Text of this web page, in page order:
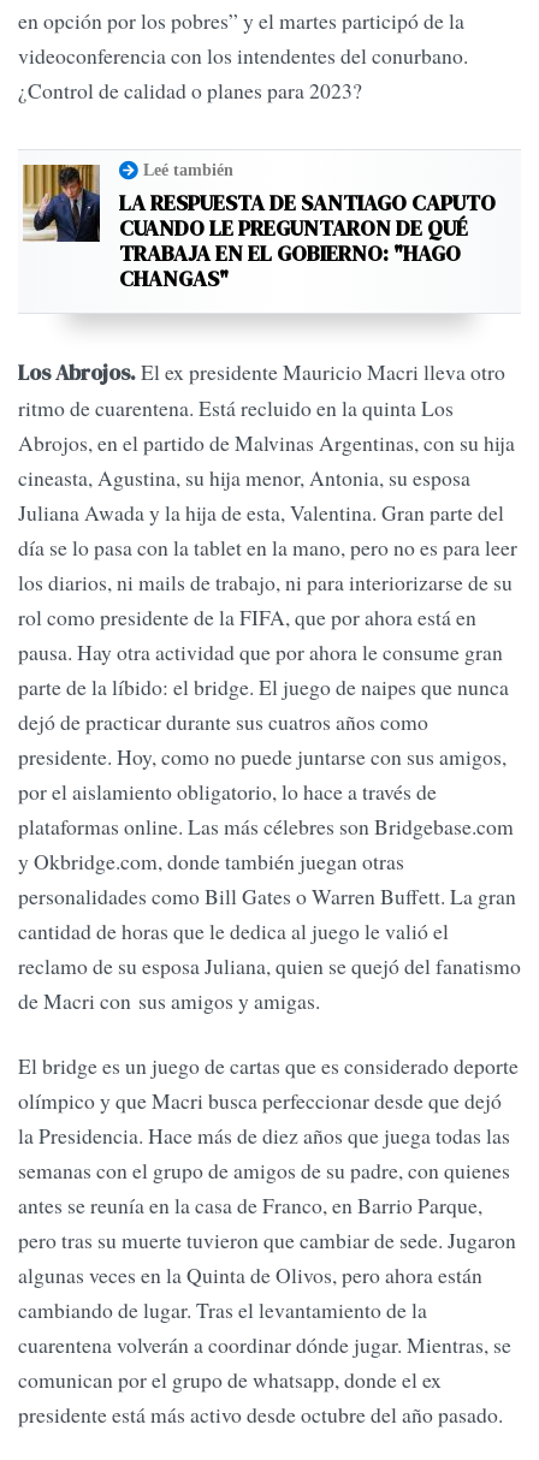
en opción por los pobres” y el martes participó de la
videoconferencia con los intendentes del conurbano.
¿Control de calidad o planes para 2023?
Leé también
LA RESPUESTA DE SANTIAGO CAPUTO
CUANDO LE PREGUNTARON DE QUÉ
TRABAJA EN EL GOBIERNO: "HAGO
CHANGAS"
Los Abrojos.El ex presidente Mauricio Macri lleva otro
ritmo de cuarentena. Está recluido en la quinta Los
Abrojos, en el partido de Malvinas Argentinas, con su hija
cineasta, Agustina, su hija menor, Antonia, su esposa
Juliana Awada y la hija de esta, Valentina. Gran parte del
día se lo pasa con la tablet en la mano, pero no es para leer
los diarios, ni mails de trabajo, ni para interiorizarse de su
rol como presidente de la FIFA, que por ahora está en
pausa. Hay otra actividad que por ahora le consume gran
parte de la líbido: el bridge. El juego de naipes que nunca
dejó de practicar durante sus cuatros años como
presidente. Hoy, como no puede juntarse con sus amigos,
por el aislamiento obligatorio, lo hace a través de
plataformas online. Las más célebres son Bridgebase.com
y Okbridge.com, donde también juegan otras
personalidades como Bill Gates o Warren Buffett. La gran
cantidad de horas que le dedica al juego le valió el
reclamo de su esposa Juliana, quien se quejó del fanatismo
de Macri con sus amigos y amigas.
El bridge es un juego de cartas que es considerado deporte
olímpico y que Macri busca perfeccionar desde que dejó
la Presidencia. Hace más de diez años que juega todas las
semanas con el grupo de amigos de su padre, con quienes
antes se reunía en la casa de Franco, en Barrio Parque,
pero tras su muerte tuvieron que cambiar de sede. Jugaron
algunas veces en la Quinta de Olivos, pero ahora están
cambiando de lugar. Tras el levantamiento de la
cuarentena volverán a coordinar dónde jugar. Mientras, se
comunican por el grupo de whatsapp, donde el ex
presidente está más activo desde octubre del año pasado.